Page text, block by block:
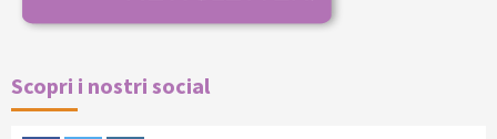
Scopri i nostri social